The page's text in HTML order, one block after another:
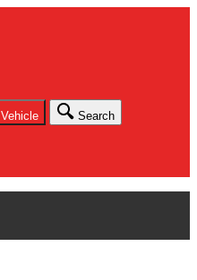
Vehicle Search